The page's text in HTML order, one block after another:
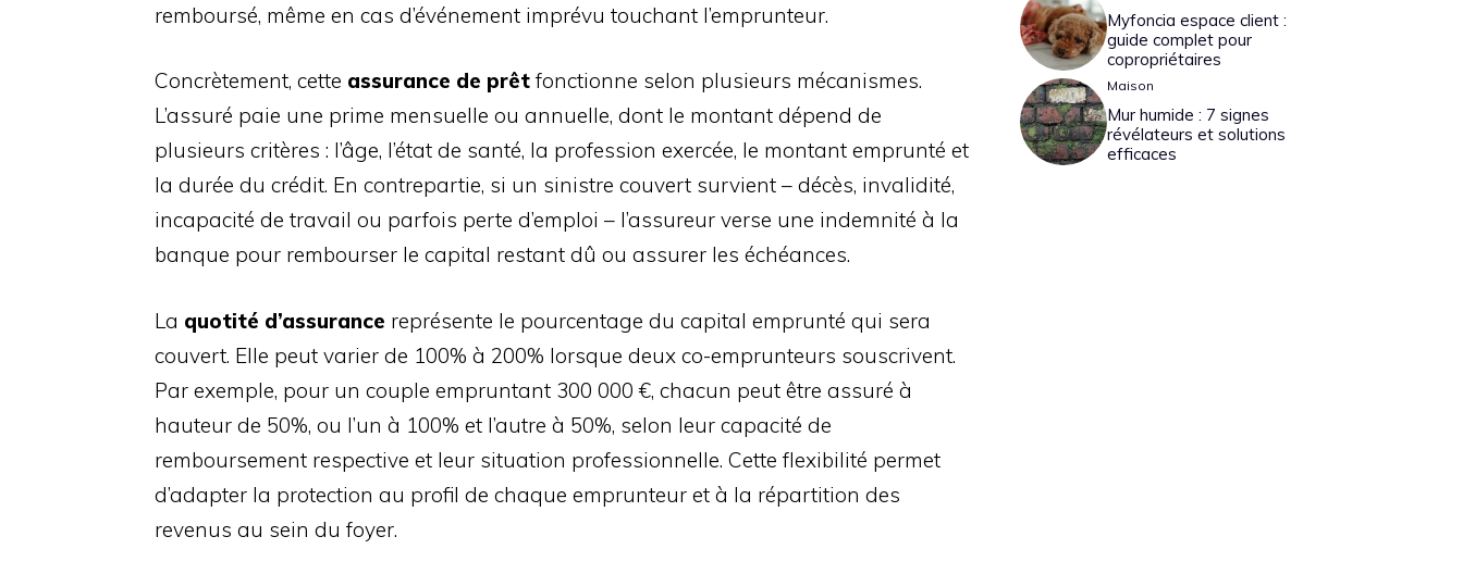
remboursé, même en cas d’événement imprévu touchant l’emprunteur.
Concrètement, cette assurance de prêt fonctionne selon plusieurs mécanismes.
L’assuré paie une prime mensuelle ou annuelle, dont le montant dépend de
plusieurs critères : l’âge, l’état de santé, la profession exercée, le montant emprunté et
la durée du crédit. En contrepartie, si un sinistre couvert survient – décès, invalidité,
incapacité de travail ou parfois perte d’emploi – l’assureur verse une indemnité à la
banque pour rembourser le capital restant dû ou assurer les échéances.
La quotité d’assurance représente le pourcentage du capital emprunté qui sera
couvert. Elle peut varier de 100% à 200% lorsque deux co-emprunteurs souscrivent.
Par exemple, pour un couple empruntant 300 000 €, chacun peut être assuré à
hauteur de 50%, ou l’un à 100% et l’autre à 50%, selon leur capacité de
remboursement respective et leur situation professionnelle. Cette flexibilité permet
d’adapter la protection au profil de chaque emprunteur et à la répartition des
revenus au sein du foyer.
Myfoncia espace client :
guide complet pour
copropriétaires
Maison
Mur humide : 7 signes
révélateurs et solutions
efficaces